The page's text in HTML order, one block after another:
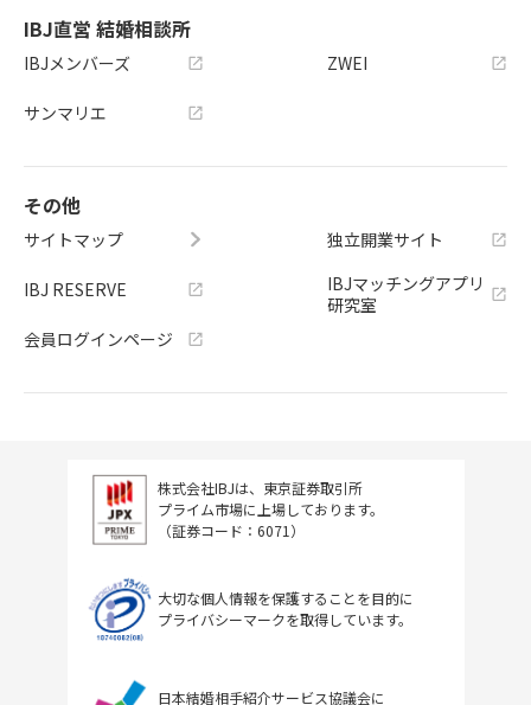
IBJ直営 結婚相談所
IBJメンバーズ
サンマリエ
ZWEI
その他
サイトマップ
IBJ RESERVE
会員ログインページ
独立開業サイト
IBJマッチングアプリ
研究室
株式会社IBJは、東京証券取引所
プライム市場に上場しております。
（証券コード：6071）
大切な個人情報を保護することを目的に
プライバシーマークを取得しています。
日本結婚相手紹介サービス協議会に